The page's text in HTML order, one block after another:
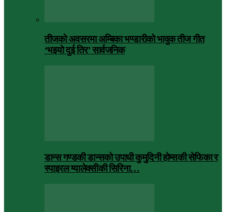
तीजको अवसरमा अम्बिका भण्डारीको भावुक तीज गीत
‘भइयो दुई तिर’ सार्वजनिक
डान्स गण्डकी डान्सको उपाधी कुमुदिनी होम्सकी सेफिका र
स्पाइरल ग्यालेक्सीकी सिरिना…